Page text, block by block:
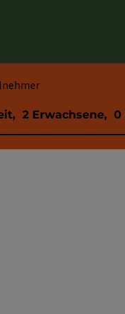
und Personenfelder
, 2 Erwachsene, 0